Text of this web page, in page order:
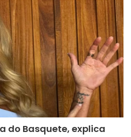
do Basquete, explica